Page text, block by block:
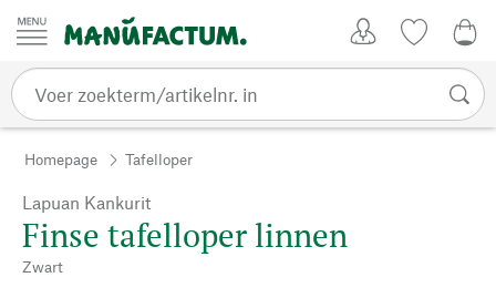
Passer au contenu
Homepage Tafelloper
Lapuan Kankurit
Finse tafelloper linnen
Zwart